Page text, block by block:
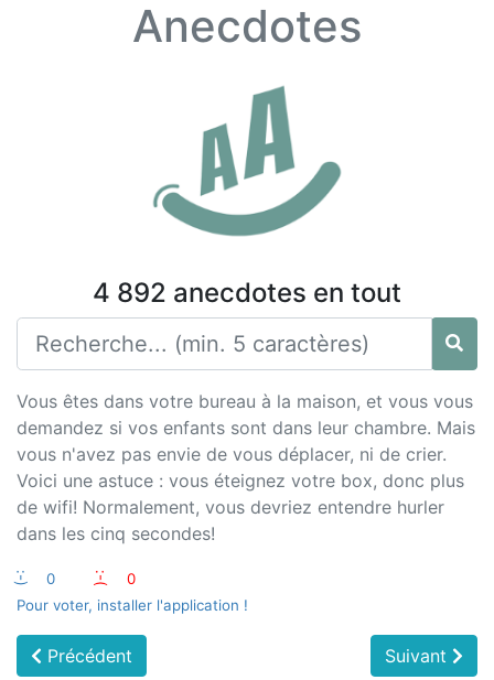
Anecdotes
4 892 anecdotes en tout
Vous êtes dans votre bureau à la maison, et vous vous
demandez si vos enfants sont dans leur chambre. Mais
vous n'avez pas envie de vous déplacer, ni de crier.
Voici une astuce : vous éteignez votre box, donc plus
de wifi! Normalement, vous devriez entendre hurler
dans les cinq secondes!
:-) 0 :-(
0
Pour voter, installer l'application !
Précédent Suivant